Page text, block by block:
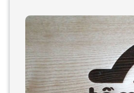
Làm bảng hiệu gỗ